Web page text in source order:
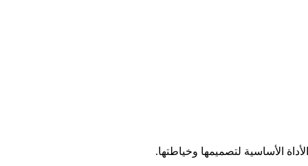
الأساسية لتصميمها وخياطتها.